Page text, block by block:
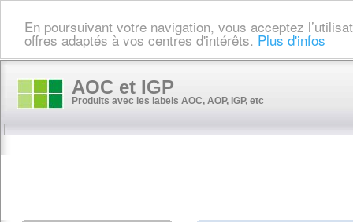
En poursuivant votre navigation, vous acceptez
offres adaptés à vos centres d'intérêts. Plus d'infos
AOC et IGP
Produits avec les labels AOC, AOP, IGP, etc